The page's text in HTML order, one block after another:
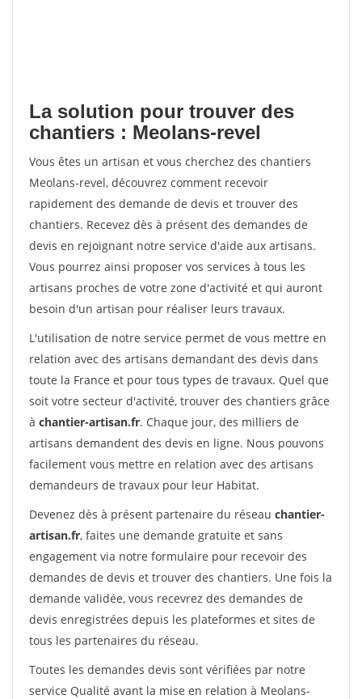
La solution pour trouver des
chantiers : Meolans-revel
Vous êtes un artisan et vous cherchez des chantiers
Meolans-revel, découvrez comment recevoir
rapidement des demande de devis et trouver des
chantiers. Recevez dès à présent des demandes de
devis en rejoignant notre service d'aide aux artisans.
Vous pourrez ainsi proposer vos services à tous les
artisans proches de votre zone d'activité et qui auront
besoin d'un artisan pour réaliser leurs travaux.
L'utilisation de notre service permet de vous mettre en
relation avec des artisans demandant des devis dans
toute la France et pour tous types de travaux. Quel que
soit votre secteur d'activité, trouver des chantiers grâce
à chantier-artisan.fr. Chaque jour, des milliers de
artisans demandent des devis en ligne. Nous pouvons
facilement vous mettre en relation avec des artisans
demandeurs de travaux pour leur Habitat.
Devenez dès à présent partenaire du réseau chantier-
artisan.fr, faites une demande gratuite et sans
engagement via notre formulaire pour recevoir des
demandes de devis et trouver des chantiers. Une fois la
demande validée, vous recevrez des demandes de
devis enregistrées depuis les plateformes et sites de
tous les partenaires du réseau.
Toutes les demandes devis sont vérifiées par notre
service Qualité avant la mise en relation à Meolans-